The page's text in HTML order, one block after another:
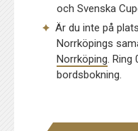
och Svenska
Är du inte på
Norrköpings
Norrköping. Ring
bordsbokning.